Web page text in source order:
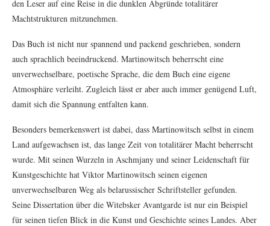
den Leser auf eine Reise in die dunklen Abgründe totalitärer
Machtstrukturen mitzunehmen.
Das Buch ist nicht nur spannend und packend geschrieben, sondern
auch sprachlich beeindruckend. Martinowitsch beherrscht eine
unverwechselbare, poetische Sprache, die dem Buch eine eigene
Atmosphäre verleiht. Zugleich lässt er aber auch immer genügend Luft,
damit sich die Spannung entfalten kann.
Besonders bemerkenswert ist dabei, dass Martinowitsch selbst in einem
Land aufgewachsen ist, das lange Zeit von totalitärer Macht beherrscht
wurde. Mit seinen Wurzeln in Aschmjany und seiner Leidenschaft für
Kunstgeschichte hat Viktor Martinowitsch seinen eigenen
unverwechselbaren Weg als belarussischer Schriftsteller gefunden.
Seine Dissertation über die Witebsker Avantgarde ist nur ein Beispiel
für seinen tiefen Blick in die Kunst und Geschichte seines Landes. Aber